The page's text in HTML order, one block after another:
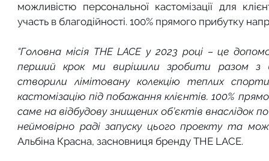
можливістю персональної кастомізації для
участь в благодійності. 100% прямого прибутку
“Головна місія THE LACE у 2023 році – це
перший крок ми вирішили зробити разом
створили лімітовану колекцію теплих
кастомізацію під побажання клієнтів. 100%
саме на відбудову знищених об’єктів
неймовірно раді запуску цього проекту та
Альбіна Красна, засновниця бренду THE LACE.